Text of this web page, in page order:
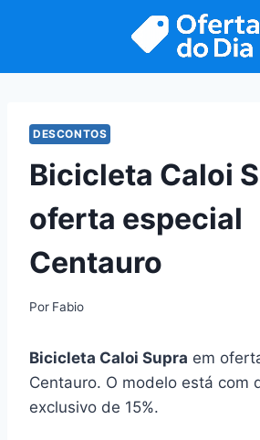
DESCONTOS
Bicicleta Caloi
oferta especial
Centauro
Por Fabio
Bicicleta Caloi Supra em
Centauro. O modelo está com
exclusivo de 15%.